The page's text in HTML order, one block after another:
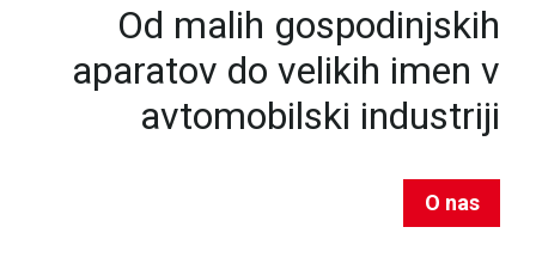
Od malih gospodinjskih
aparatov do velikih imen v
avtomobilski industriji
O nas